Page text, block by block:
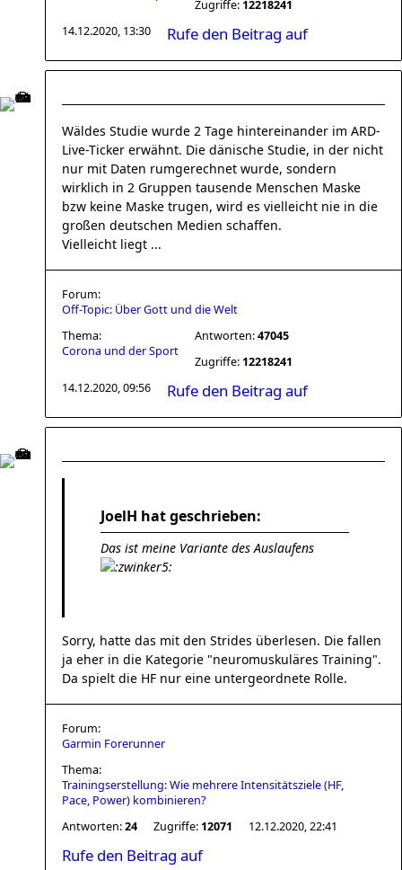
Zugriffe: 12218241
14.12.2020, 13:30
Rufe den Beitrag auf
Wäldes Studie wurde 2 Tage hintereinander im ARD-
Live-Ticker erwähnt. Die dänische Studie, in der nicht
nur mit Daten rumgerechnet wurde, sondern
wirklich in 2 Gruppen tausende Menschen Maske
bzw keine Maske trugen, wird es vielleicht nie in die
großen deutschen Medien schaffen.
Vielleicht liegt ...
Forum:
Off-Topic: Über Gott und die Welt
Thema:
Corona und der Sport
Antworten:47045
Zugriffe: 12218241
14.12.2020, 09:56
Rufe den Beitrag auf
JoelH hat geschrieben:
Das ist meine Variante des Auslaufens
Sorry, hatte das mit den Strides überlesen. Die fallen
ja eher in die Kategorie "neuromuskuläres Training".
Da spielt die HF nur eine untergeordnete Rolle.
Forum:
Garmin Forerunner
Thema:
Trainingserstellung: Wie mehrere Intensitätsziele (HF,
Pace, Power) kombinieren?
Antworten:24 Zugriffe: 12071 12.12.2020, 22:41
Rufe den Beitrag auf